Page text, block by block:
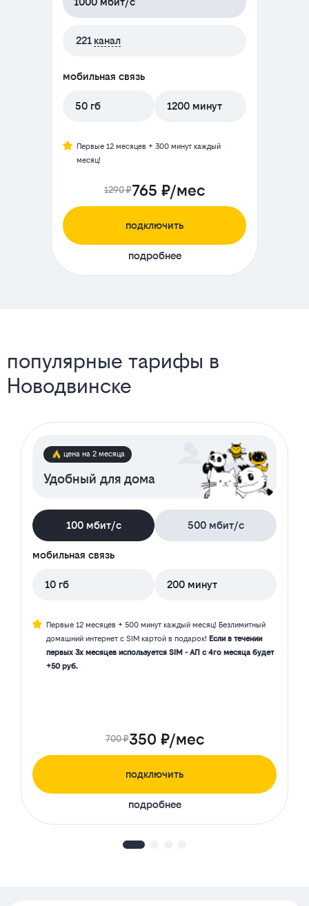
221 канал
мобильная связь
50 гб 1200 минут
Первые 12 месяцев + 300 минут каждый
месяц!
1290 ₽765 ₽/мес
подключить
подробнее
популярные тарифы в
Новодвинске
цена на 2 месяца
Удобный для дома
100 мбит/с 500 мбит/с
мобильная связь
10 гб 200 минут
Первые 12 месяцев + 500 минут каждый месяц! Безлимитный
домашний интернет с SIM картой в подарок! Если в течении
первых 3х месяцев используется SIM - АП с 4го месяца будет
+50 руб.
700 ₽350 ₽/мес
подключить
подробнее